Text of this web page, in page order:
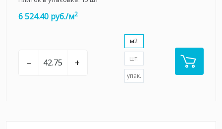
6 524.40 руб./м2
– +
м2
шт.
упак.